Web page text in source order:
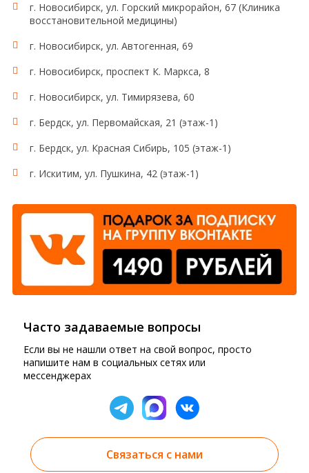
г. Новосибирск, ул. Горский микрорайон, 67 (Клиника
восстановительной медицины)
г. Новосибирск, ул. Автогенная, 69
г. Новосибирск, проспект К. Маркса, 8
г. Новосибирск, ул. Тимирязева, 60
г. Бердск, ул. Первомайская, 21 (этаж-1)
г. Бердск, ул. Красная Сибирь, 105 (этаж-1)
г. Искитим, ул. Пушкина, 42 (этаж-1)
Часто задаваемые вопросы
Если вы не нашли ответ на свой вопрос, просто
напишите нам в социальных сетях или
мессенджерах
Связаться с нами